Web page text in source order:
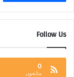
Follow Us
0
متابعون